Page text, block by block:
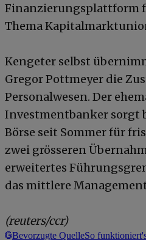
Finanzierungsplattform
Thema
Kengeter selbst
Gregor Pottmeyer die
Personalwesen. Der
Investmentbanker sorgt
Börse seit Sommer für
zwei grösseren
erweitertes
das mittlere
(reuters/ccr)
Bevorzugte QuelleSo